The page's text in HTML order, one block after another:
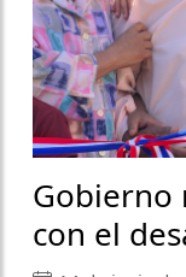
Gobierno
con el